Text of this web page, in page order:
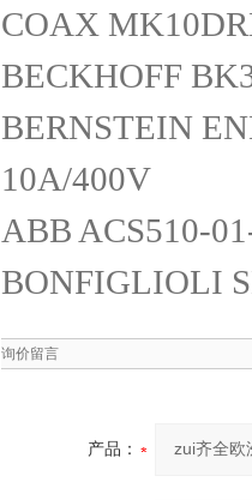
COAX
BECKHOFF
BERNSTEIN
10A/400V
ABB ACS510-
BONFIGLIOLI
询价留言
产品：